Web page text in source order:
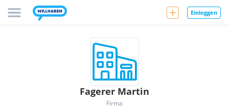
Einloggen
Fagerer Martin
Firma